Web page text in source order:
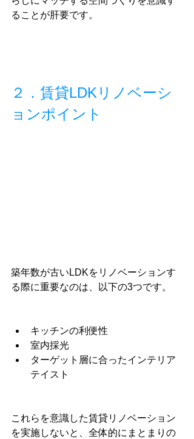
ることが肝要です。
２．賃貸LDKリノベーシ
ョンポイント
築年数が古いLDKをリノベーションす
る際に重要なのは、以下の3つです。
キッチンの利便性
室内採光
ターゲット層に合ったインテリア
テイスト
これらを意識した賃貸リノベーション
を実施しないと、全体的にまとまりの